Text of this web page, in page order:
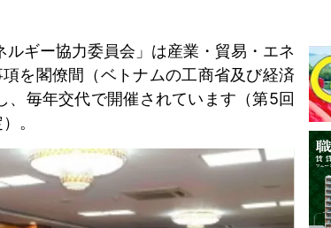
ルギー協力委員会」は産業・貿易・エネ
を閣僚間（ベトナムの工商省及び経済
、毎年交代で開催されています（第5回
。